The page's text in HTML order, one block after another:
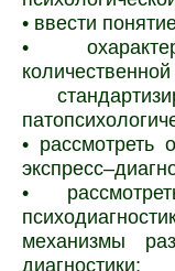
• ввести
•
• рассмотреть
•
механизмы
диагностики;